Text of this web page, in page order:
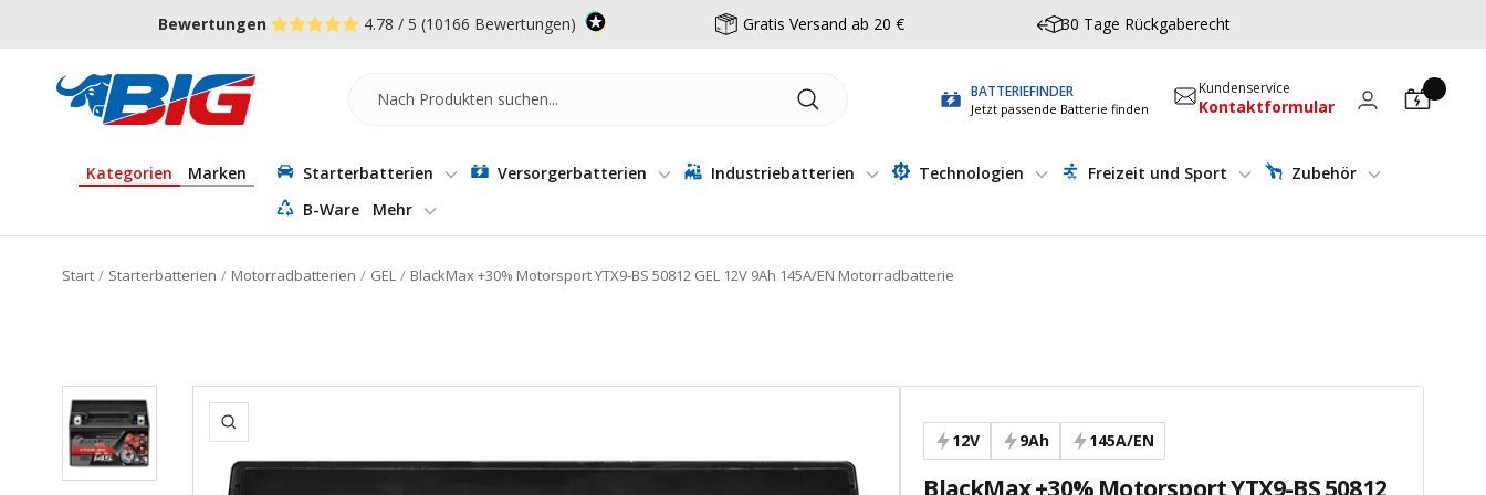
Zum Menü springen
Fußzeile springen
Barrierefreiheits-Widget öffnen
Bewertungen 4.78 / 5 (10166 Bewertungen) Gratis Versand ab 20 € 30 Tage Rückgaberecht
Batterie-
Industrie-
BATTERIEFINDER
Jetzt passende Batterie finden
Kundenservice
Kontaktformular
Kategorien Marken Starterbatterien Versorgerbatterien Industriebatterien Technologien Freizeit und Sport
Zubehör
B-Ware
Mehr
Start Starterbatterien Motorradbatterien GEL BlackMax +30% Motorsport YTX9-BS 50812 GEL 12V 9Ah 145A/EN Motorradbatterie
Zoom 12V 9Ah 145A/EN
BlackMax +30% Motorsport YTX9-BS 50812